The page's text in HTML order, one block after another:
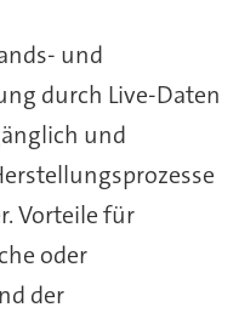
und
durch Live-Daten
und
Vorteile für
oder
der